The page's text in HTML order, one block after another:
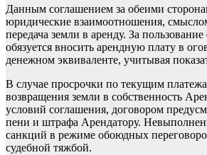
Данным соглашением за обеими
юридические взаимоотношения,
передача земли в аренду. За
обязуется вносить арендную плату в
денежном эквиваленте, учитывая
В случае просрочки по текущим
возвращения земли в собственность
условий соглашения, договором
пени и штрафа Арендатору.
санкций в режиме обоюдных
судебной тяжбой.